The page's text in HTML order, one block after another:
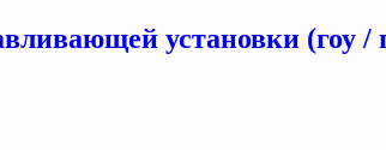
установки (гоу /